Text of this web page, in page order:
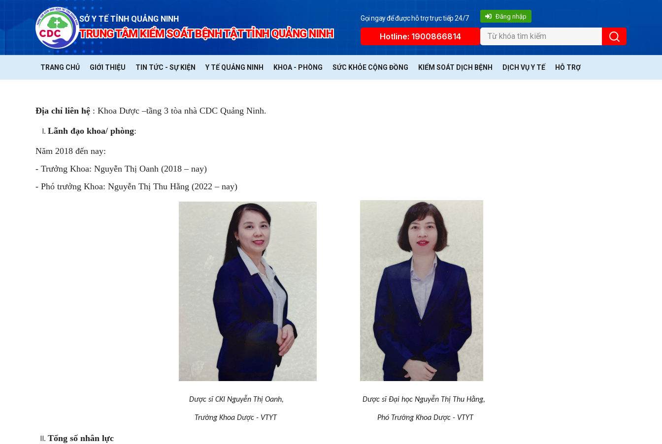
SỞ Y TẾ TỈNH QUẢNG NINH
TRUNG TÂM KIỂM SOÁT BỆNH TẬT TỈNH QUẢNG NINH
Gọi ngay để được hỗ trợ trực tiếp 24/7
Hotline: 1900866814
Đăng nhập
TRANG CHỦ GIỚI THIỆU TIN TỨC - SỰ KIỆN Y TẾ QUẢNG NINH KHOA - PHÒNG SỨC KHỎE CỘNG ĐỒNG KIỂM SOÁT DỊCH BỆNH DỊCH VỤ Y TẾ HỖ TRỢ
Địa chỉ liên hệ : Khoa Dược –tầng 3 tòa nhà CDC Quảng Ninh.
Lãnh đạo khoa/ phòng:
Năm 2018 đến nay:
- Trưởng Khoa: Nguyễn Thị Oanh (2018 – nay)
- Phó trưởng Khoa: Nguyễn Thị Thu Hằng (2022 – nay)
Dược sĩ CKI Nguyễn Thị Oanh, Dược sĩ Đại học Nguyễn Thị Thu Hằng,
Trưởng Khoa Dược - VTYT Phó Trưởng Khoa Dược - VTYT
Tổng số nhân lực